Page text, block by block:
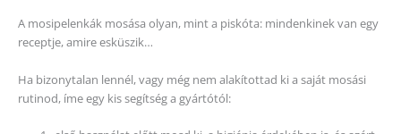
A mosipelenkák mosása olyan, mint a piskóta: mindenkinek van egy
receptje, amire esküszik…
Ha bizonytalan lennél, vagy még nem alakítottad ki a saját mosási
rutinod, íme egy kis segítség a gyártótól: